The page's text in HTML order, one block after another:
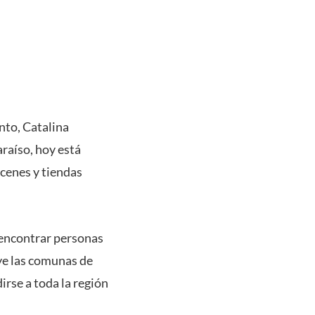
Catalina
hoy está
y tiendas
personas
las comunas de
a toda la región